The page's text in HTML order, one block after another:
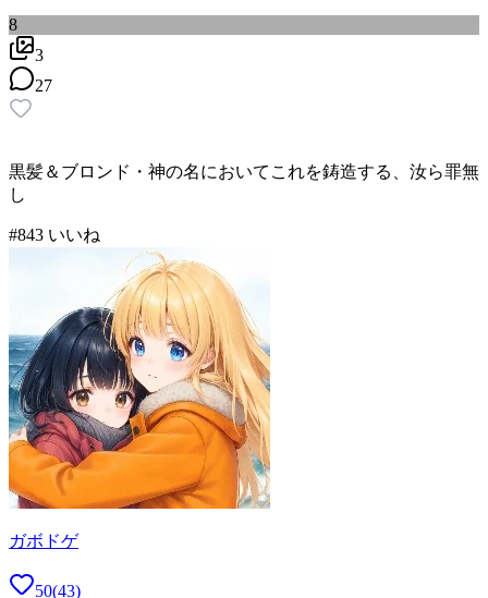
8
3
27
黒髪＆ブロンド・神の名においてこれを鋳造する、汝ら罪無
し
#843 いいね
ガボドゲ
50(43)